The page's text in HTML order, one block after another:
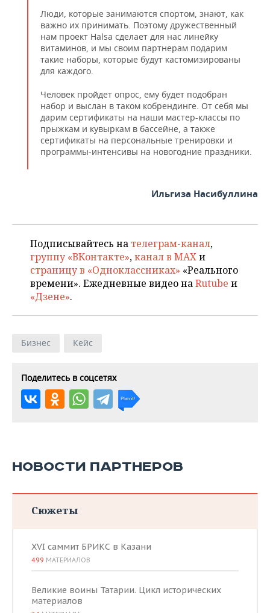
Люди, которые занимаются спортом, знают, как
важно их принимать. Поэтому дружественный
нам проект Halsa сделает для нас линейку
витаминов, и мы своим партнерам подарим
такие наборы, которые будут кастомизированы
для каждого.
Человек пройдет опрос, ему будет подобран
набор и выслан в таком кобрендинге. От себя мы
дарим сертификаты на наши мастер-классы по
прыжкам и кувыркам в бассейне, а также
сертификаты на персональные тренировки и
программы-интенсивы на новогодние праздники.
Ильгиза Насибуллина
Подписывайтесь на телеграм-канал,
группу «ВКонтакте»,канал в MAXи
страницу в «Одноклассниках» «Реального
времени». Ежедневные видео наRutube и
«Дзене».
Бизнес Кейс
Поделитесь в соцсетях
НОВОСТИ ПАРТНЕРОВ
Сюжеты
XVI саммит БРИКС в Казани
499 МАТЕРИАЛОВ
Великие воины Татарии. Цикл исторических
материалов